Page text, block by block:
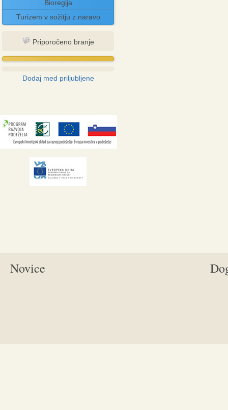
Bioregija
Turizem v sožitju z naravo
Priporočeno branje
Dodaj med priljubljene
Novice